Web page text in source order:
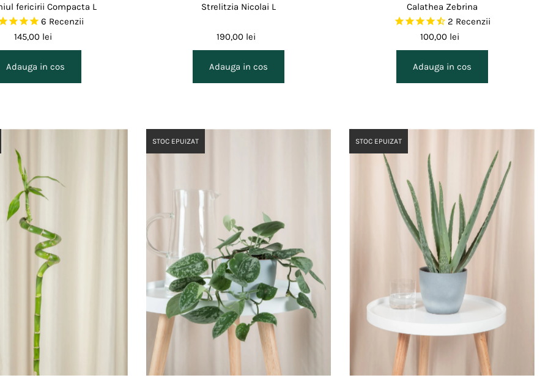
fericirii Compacta L
6 Recenzii
145,00 lei
Strelitzia Nicolai L
190,00 lei
Calathea Zebrina
2 Recenzii
100,00 lei
STOC EPUIZAT STOC EPUIZAT